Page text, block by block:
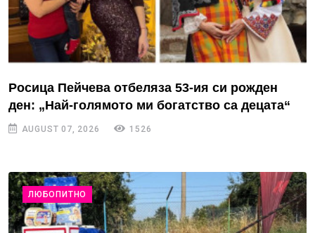
Росица Пейчева отбеляза 53-ия си рожден
ден: „Най-голямото ми богатство са децата“
AUGUST 07, 2026 1526
ЛЮБОПИТНО